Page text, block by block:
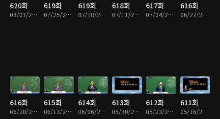
620회
08/01/2026 • 33분
619회
07/25/2026 • 33분
619회
07/18/2026 • 33분
618회
07/11/2026 • 33분
617회
07/04/2026 • 33분
616회
06/27/2026 • 33분
616회
06/20/2026 • 33분
615회
06/13/2026 • 33분
614회
06/06/2026 • 33분
613회
05/30/2026 • 33분
612회
05/23/2026 • 33분
611회
05/16/2026 • 33분